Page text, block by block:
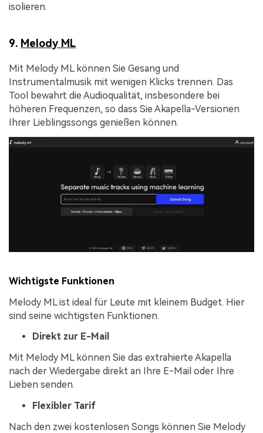
isolieren.
9. Melody ML
Mit Melody ML können Sie Gesang und
Instrumentalmusik mit wenigen Klicks trennen. Das
Tool bewahrt die Audioqualität, insbesondere bei
höheren Frequenzen, so dass Sie Akapella-Versionen
Ihrer Lieblingssongs genießen können.
Wichtigste Funktionen
Melody ML ist ideal für Leute mit kleinem Budget. Hier
sind seine wichtigsten Funktionen.
Direkt zur E-Mail
Mit Melody ML können Sie das extrahierte Akapella
nach der Wiedergabe direkt an Ihre E-Mail oder Ihre
Lieben senden.
Flexibler Tarif
Nach den zwei kostenlosen Songs können Sie Melody